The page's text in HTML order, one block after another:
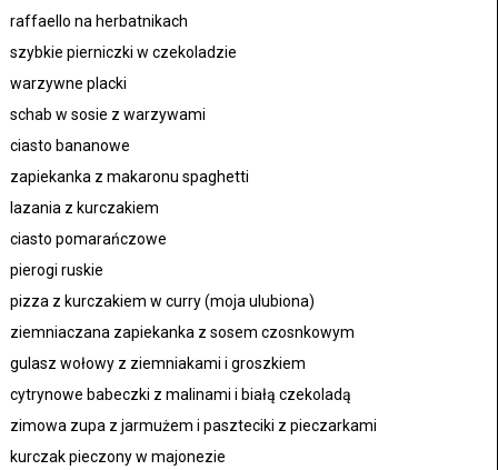
raffaello na herbatnikach
szybkie pierniczki w czekoladzie
warzywne placki
schab w sosie z warzywami
ciasto bananowe
zapiekanka z makaronu spaghetti
lazania z kurczakiem
ciasto pomarańczowe
pierogi ruskie
pizza z kurczakiem w curry (moja ulubiona)
ziemniaczana zapiekanka z sosem czosnkowym
gulasz wołowy z ziemniakami i groszkiem
cytrynowe babeczki z malinami i białą czekoladą
zimowa zupa z jarmużem i paszteciki z pieczarkami
kurczak pieczony w majonezie